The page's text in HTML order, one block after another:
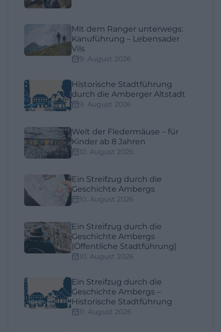
Mit dem Ranger unterwegs:
Kanuführung – Lebensader
Vils
9. August 2026
Historische Stadtführung
durch die Amberger Altstadt
9. August 2026
Welt der Fledermäuse – für
Kinder ab 8 Jahren
10. August 2026
Ein Streifzug durch die
Geschichte Ambergs
10. August 2026
Ein Streifzug durch die
Geschichte Ambergs
(Öffentliche Stadtführung)
10. August 2026
Ein Streifzug durch die
Geschichte Ambergs –
Historische Stadtführung
11. August 2026